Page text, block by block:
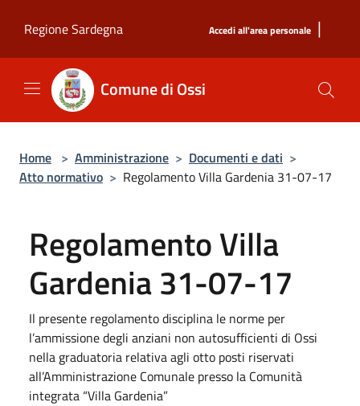
Regione Sardegna
Accedi all'area personale |
Comune di Ossi
Home > Amministrazione > Documenti e dati >
Atto normativo > Regolamento Villa Gardenia 31-07-17
Regolamento Villa
Gardenia 31-07-17
Il presente regolamento disciplina le norme per
l’ammissione degli anziani non autosufficienti di Ossi
nella graduatoria relativa agli otto posti riservati
all’Amministrazione Comunale presso la Comunità
integrata “Villa Gardenia”